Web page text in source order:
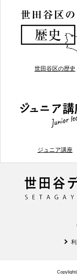
世田谷区の歴史
ジュニア講座